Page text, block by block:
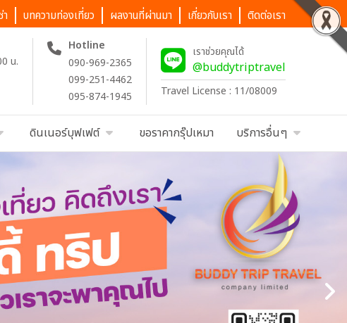
บทความท่องเที่ยว ผลงานที่ผ่านมา เกี่ยวกับเรา ติดต่อเรา
น.
Hotline
090-969-2365
099-251-4462
095-874-1945
เราช่วยคุณได้
@buddytriptravel
Travel License : 11/08009
ดินเนอร์บุฟเฟต์ ขอราคากรุ๊ปเหมา บริการอื่นๆ